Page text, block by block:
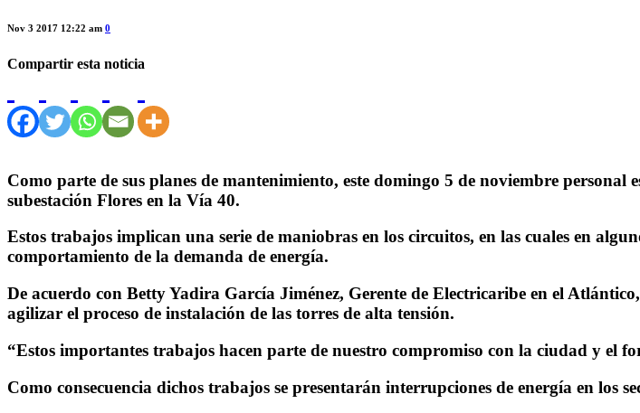
Nov 3 2017 12:22 am 0
Compartir esta noticia
Como parte de sus planes de mantenimiento, este domingo 5 de noviembre
subestación Flores en la Vía 40.
Estos trabajos implican una serie de maniobras en los circuitos, en las cuales en
comportamiento de la demanda de energía.
De acuerdo con Betty Yadira García Jiménez, Gerente de Electricaribe en el
agilizar el proceso de instalación de las torres de alta tensión.
“Estos importantes trabajos hacen parte de nuestro compromiso con la ciudad y el
Como consecuencia dichos trabajos se presentarán interrupciones de energía en los